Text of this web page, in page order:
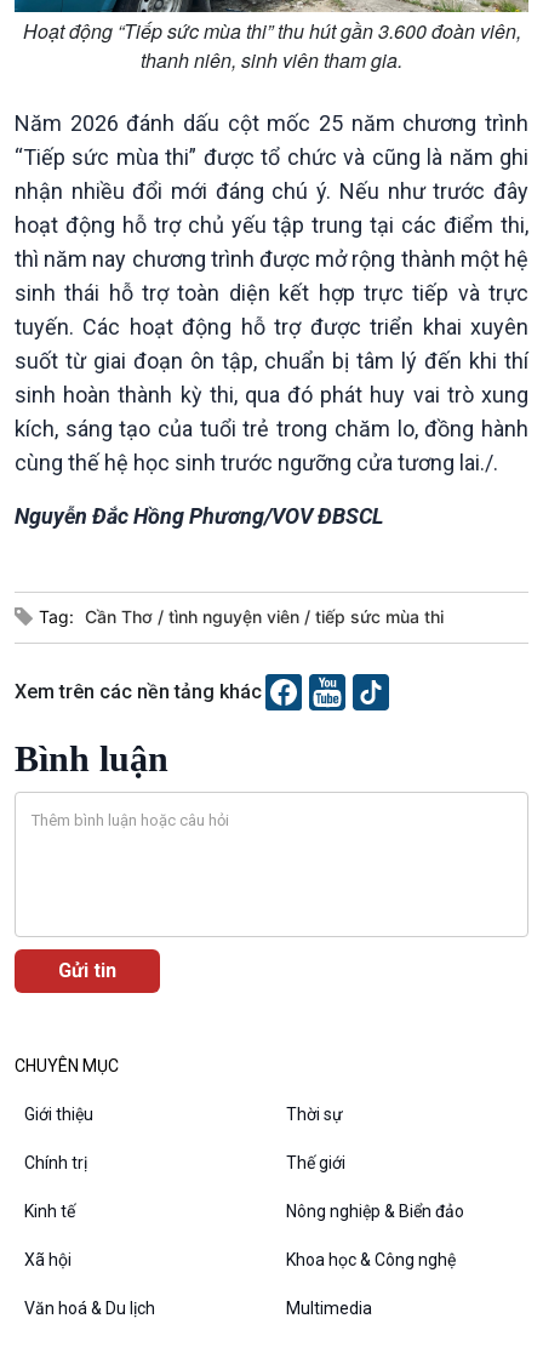
Văn hoá & Du lịch
Tin Văn hoá & Du lịch
Chát với người nổi tiếng
Câu chuyện Thể thao
Multimedia
Ảnh
Video
Infographic
E-Magazine
Podcast
Góc nhìn VOV1
Đối thoại
Hoạt động “Tiếp sức mùa thi” thu hút gần 3.600 đoàn viên,
thanh niên, sinh viên tham gia.
Năm 2026 đánh dấu cột mốc 25 năm chương trình
“Tiếp sức mùa thi” được tổ chức và cũng là năm ghi
nhận nhiều đổi mới đáng chú ý. Nếu như trước đây
hoạt động hỗ trợ chủ yếu tập trung tại các điểm thi,
thì năm nay chương trình được mở rộng thành một hệ
sinh thái hỗ trợ toàn diện kết hợp trực tiếp và trực
tuyến. Các hoạt động hỗ trợ được triển khai xuyên
suốt từ giai đoạn ôn tập, chuẩn bị tâm lý đến khi thí
sinh hoàn thành kỳ thi, qua đó phát huy vai trò xung
kích, sáng tạo của tuổi trẻ trong chăm lo, đồng hành
cùng thế hệ học sinh trước ngưỡng cửa tương lai./.
Nguyễn Đắc Hồng Phương/VOV ĐBSCL
Tag: Cần Thơ tình nguyện viên tiếp sức mùa thi
Xem trên các nền tảng khác
Bình luận
CHUYÊN MỤC
Giới thiệu Thời sự
Chính trị Thế giới
Kinh tế Nông nghiệp & Biển đảo
Xã hội Khoa học & Công nghệ
Văn hoá & Du lịch Multimedia